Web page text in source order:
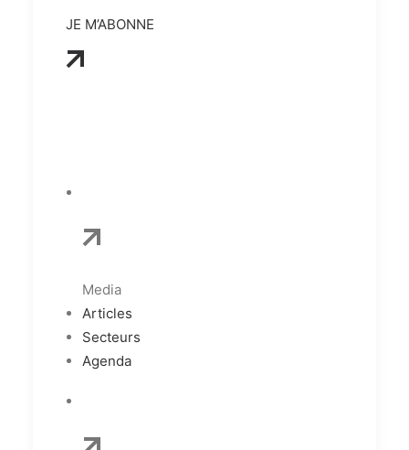
JE M’ABONNE
Media
Articles
Secteurs
Agenda